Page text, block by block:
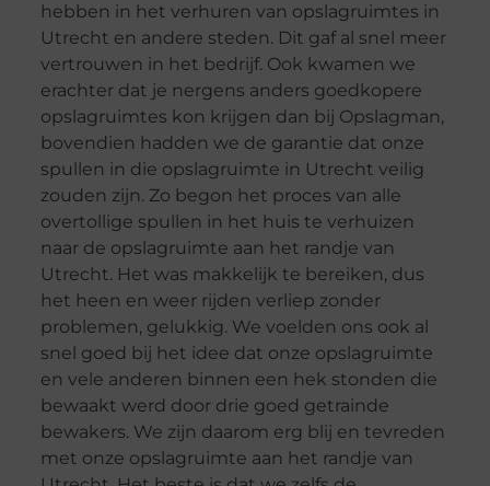
hebben in het verhuren van opslagruimtes in
Utrecht en andere steden. Dit gaf al snel meer
vertrouwen in het bedrijf. Ook kwamen we
erachter dat je nergens anders goedkopere
opslagruimtes kon krijgen dan bij Opslagman,
bovendien hadden we de garantie dat onze
spullen in die opslagruimte in Utrecht veilig
zouden zijn. Zo begon het proces van alle
overtollige spullen in het huis te verhuizen
naar de opslagruimte aan het randje van
Utrecht. Het was makkelijk te bereiken, dus
het heen en weer rijden verliep zonder
problemen, gelukkig. We voelden ons ook al
snel goed bij het idee dat onze opslagruimte
en vele anderen binnen een hek stonden die
bewaakt werd door drie goed getrainde
bewakers. We zijn daarom erg blij en tevreden
met onze opslagruimte aan het randje van